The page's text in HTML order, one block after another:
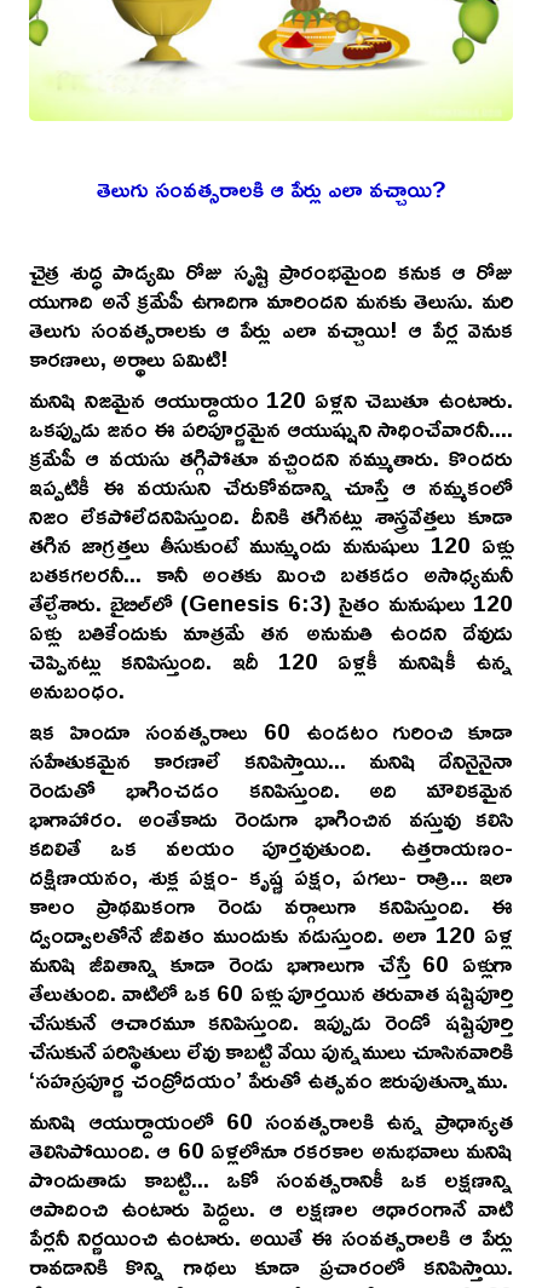
తెలుగు సంవత్సరాలకి ఆ పేర్లు ఎలా వచ్చాయి?
చైత్ర శుద్ధ పాడ్యమి రోజు సృష్టి ప్రారంభమైంది కనుక ఆ రోజు
యుగాది అనే క్రమేపీ ఉగాదిగా మారిందని మనకు తెలుసు. మరి
తెలుగు సంవత్సరాలకు ఆ పేర్లు ఎలా వచ్చాయి! ఆ పేర్ల వెనుక
కారణాలు, అర్థాలు ఏమిటి!
మనిషి నిజమైన ఆయుర్దాయం 120 ఏళ్లని చెబుతూ ఉంటారు.
ఒకప్పుడు జనం ఈ పరిపూర్ణమైన ఆయుష్షుని సాధించేవారనీ....
క్రమేపీ ఆ వయసు తగ్గిపోతూ వచ్చిందని నమ్ముతారు. కొందరు
ఇప్పటికీ ఈ వయసుని చేరుకోవడాన్ని చూస్తే ఆ నమ్మకంలో
నిజం లేకపోలేదనిపిస్తుంది. దీనికి తగినట్లు శాస్త్రవేత్తలు కూడా
తగిన జాగ్రత్తలు తీసుకుంటే మున్ముందు మనుషులు 120 ఏళ్లు
బతకగలరనీ... కానీ అంతకు మించి బతకడం అసాధ్యమనీ
తేల్చేశారు. బైబిల్‌లో (Genesis 6:3) సైతం మనుషులు 120
ఏళ్లు బతికేందుకు మాత్రమే తన అనుమతి ఉందని దేవుడు
చెప్పినట్లు కనిపిస్తుంది. ఇదీ 120 ఏళ్లకీ మనిషికీ ఉన్న
అనుబంధం.
ఇక హిందూ సంవత్సరాలు 60 ఉండటం గురించి కూడా
సహేతుకమైన కారణాలే కనిపిస్తాయి... మనిషి దేనినైనైనా
రెండుతో భాగించడం కనిపిస్తుంది. అది మౌలికమైన
భాగాహారం. అంతేకాదు రెండుగా భాగించిన వస్తువు కలిసి
కదిలితే ఒక వలయం పూర్తవుతుంది. ఉత్తరాయణం-
దక్షిణాయనం, శుక్ల పక్షం- కృష్ణ పక్షం, పగలు- రాత్రి... ఇలా
కాలం ప్రాథమికంగా రెండు వర్గాలుగా కనిపిస్తుంది. ఈ
ద్వంద్వాలతోనే జీవితం ముందుకు నడుస్తుంది. అలా 120 ఏళ్ల
మనిషి జీవితాన్ని కూడా రెండు భాగాలుగా చేస్తే 60 ఏళ్లుగా
తేలుతుంది. వాటిలో ఒక 60 ఏళ్లు పూర్తయిన తరువాత షష్టిపూర్తి
చేసుకునే ఆచారమూ కనిపిస్తుంది. ఇప్పుడు రెండో షష్టిపూర్తి
చేసుకునే పరిస్థితులు లేవు కాబట్టి వేయి పున్నములు చూసినవారికి
‘సహస్రపూర్ణ చంద్రోదయం’ పేరుతో ఉత్సవం జరుపుతున్నాము.
మనిషి ఆయుర్దాయంలో 60 సంవత్సరాలకి ఉన్న ప్రాధాన్యత
తెలిసిపోయింది. ఆ 60 ఏళ్లలోనూ రకరకాల అనుభవాలు మనిషి
పొందుతాడు కాబట్టి... ఒకో సంవత్సరానికీ ఒక లక్షణాన్ని
ఆపాదించి ఉంటారు పెద్దలు. ఆ లక్షణాల ఆధారంగానే వాటి
పేర్లనీ నిర్ణయించి ఉంటారు. అయితే ఈ సంవత్సరాలకి ఆ పేర్లు
రావడానికి కొన్ని గాథలు కూడా ప్రచారంలో కనిపిస్తాయి.